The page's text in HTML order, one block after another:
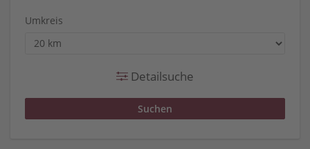
Umkreis
Detailsuche